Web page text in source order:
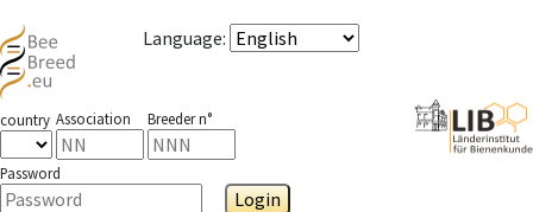
Language:
country Association Breeder n°
Password
Login